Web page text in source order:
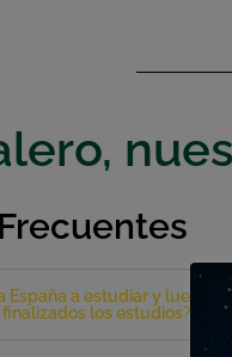
España a estudiar y luego
los estudios?